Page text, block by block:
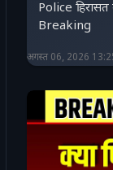
Police हिरासत
Breaking
अगस्त 06, 2026